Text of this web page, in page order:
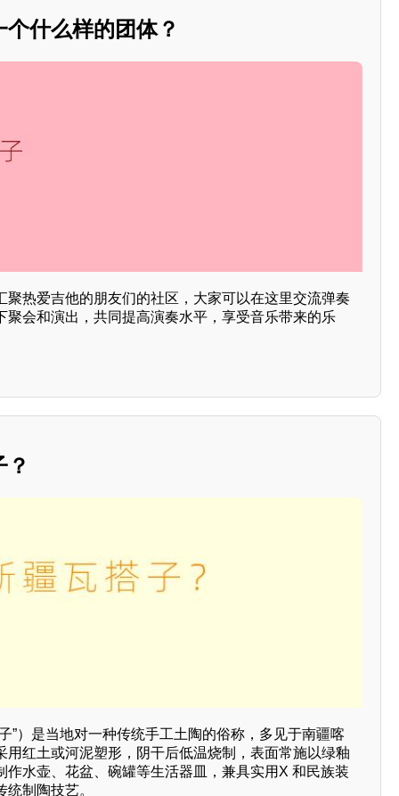
什么样的团体？
聚热爱吉他的朋友们的社区，大家可以在这里交流弹奏
聚会和演出，共同提高演奏水平，享受音乐带来的乐
”）是当地对一种传统手工土陶的俗称，多见于南疆喀
用红土或河泥塑形，阴干后低温烧制，表面常施以绿釉
作水壶、花盆、碗罐等生活器皿，兼具实用X 和民族装
制陶技艺。